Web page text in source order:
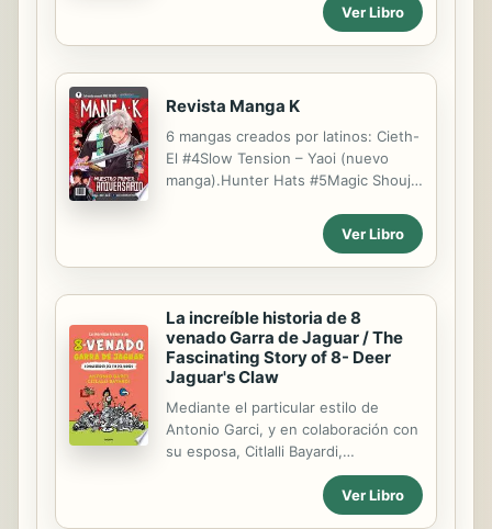
están dispuestos a seguir bailando al
son del gobierno, y están más
Ver Libro
Revista Manga K
6 mangas creados por latinos: Cieth-
El #4Slow Tension – Yaoi (nuevo
manga).Hunter Hats #5Magic Shoujo
Hoseki #6 Galería de imágenes: Fan
arts y obras originales. Sección de
aprendizaje idioma japonés: Acciones
Entrevista con Raúl Treviño Juegos
de mesa (nueva sección). Yugioh
internacional con Alonso Valente
Llerenas. Curiosidades sobre Japón:
10 locuras inventadas sobre Japón.
Vota por tu manga favorito.
Ver Libro
La increíble historia de 8
venado Garra de Jaguar / The
Fascinating Story of 8- Deer
Jaguar's Claw
Mediante el particular estilo de
Antonio Garci, y en colaboración con
su esposa, Citlalli Bayardi,
recorreremos esta heroica y
divertida aventura de 8-Venado,
Garra de Jaguar, gracias a la
Ver Libro